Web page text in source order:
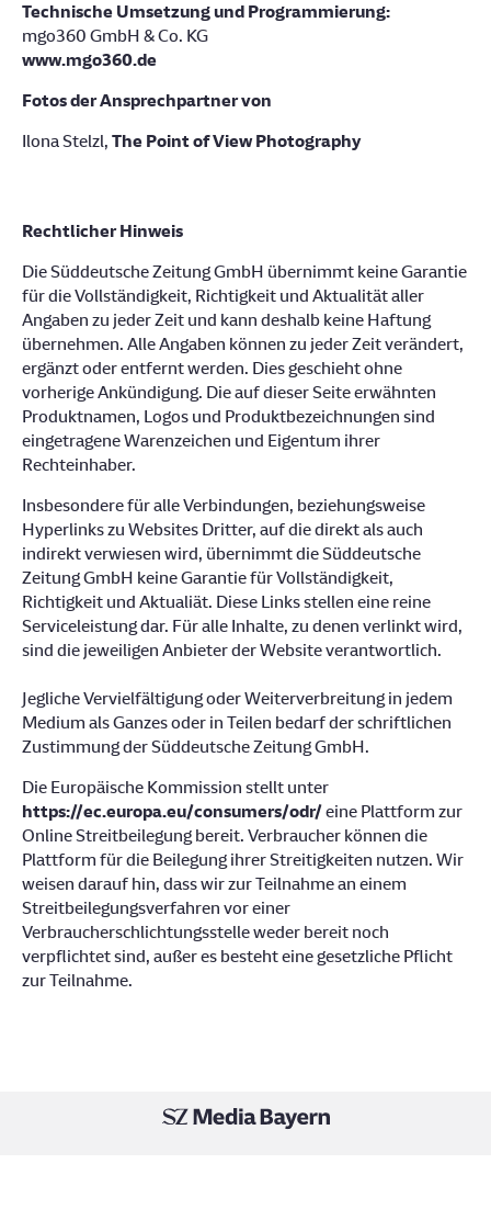
Technische Umsetzung und Programmierung:
mgo360 GmbH & Co. KG
www.mgo360.de
Fotos der Ansprechpartner von
Ilona Stelzl, The Point of View Photography
Rechtlicher Hinweis
Die Süddeutsche Zeitung GmbH übernimmt keine Garantie
für die Vollständigkeit, Richtigkeit und Aktualität aller
Angaben zu jeder Zeit und kann deshalb keine Haftung
übernehmen. Alle Angaben können zu jeder Zeit verändert,
ergänzt oder entfernt werden. Dies geschieht ohne
vorherige Ankündigung. Die auf dieser Seite erwähnten
Produktnamen, Logos und Produktbezeichnungen sind
eingetragene Warenzeichen und Eigentum ihrer
Rechteinhaber.
Insbesondere für alle Verbindungen, beziehungsweise
Hyperlinks zu Websites Dritter, auf die direkt als auch
indirekt verwiesen wird, übernimmt die Süddeutsche
Zeitung GmbH keine Garantie für Vollständigkeit,
Richtigkeit und Aktualiät. Diese Links stellen eine reine
Serviceleistung dar. Für alle Inhalte, zu denen verlinkt wird,
sind die jeweiligen Anbieter der Website verantwortlich.
Jegliche Vervielfältigung oder Weiterverbreitung in jedem
Medium als Ganzes oder in Teilen bedarf der schriftlichen
Zustimmung der Süddeutsche Zeitung GmbH.
Die Europäische Kommission stellt unter
https://ec.europa.eu/consumers/odr/eine Plattform zur
Online Streitbeilegung bereit. Verbraucher können die
Plattform für die Beilegung ihrer Streitigkeiten nutzen. Wir
weisen darauf hin, dass wir zur Teilnahme an einem
Streitbeilegungsverfahren vor einer
Verbraucherschlichtungsstelle weder bereit noch
verpflichtet sind, außer es besteht eine gesetzliche Pflicht
zur Teilnahme.